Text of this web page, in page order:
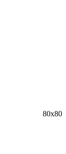
80х80